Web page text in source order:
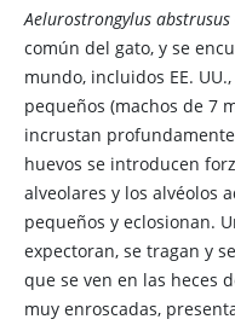
Aelurostrongylus abstrusus
común del gato, y se
mundo, incluidos EE.
pequeños (machos de 7
incrustan
huevos se introducen
alveolares y los alvéolos
pequeños y eclosionan.
expectoran, se tragan y
que se ven en las heces
muy enroscadas,